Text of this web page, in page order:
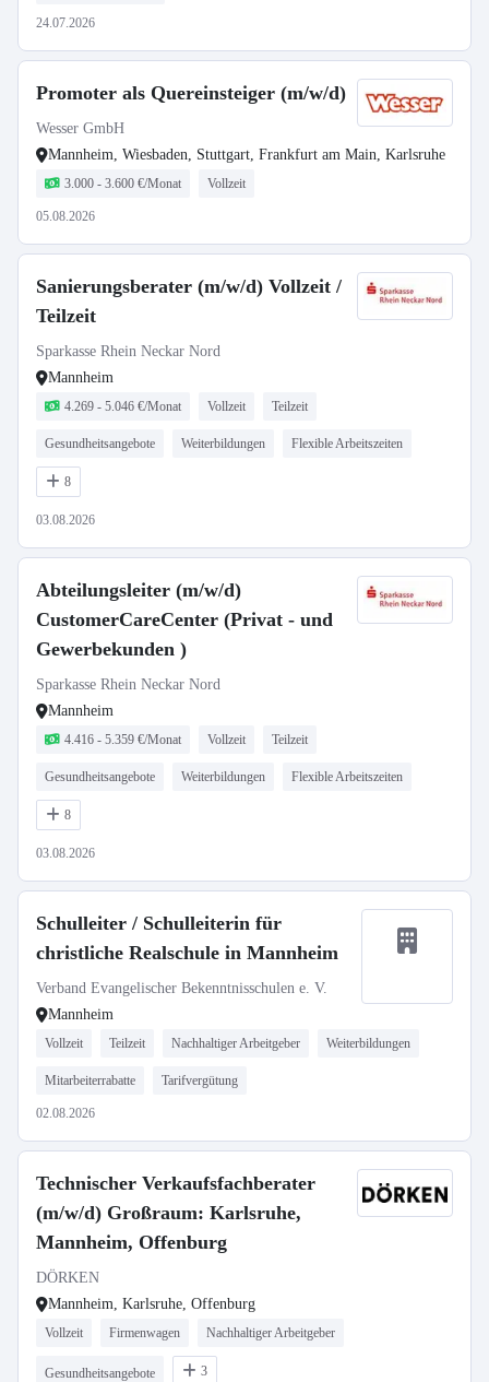
24.07.2026
Promoter als Quereinsteiger (m/w/d)
Wesser GmbH
Mannheim, Wiesbaden, Stuttgart, Frankfurt am Main, Karlsruhe
3.000 - 3.600 €/Monat Vollzeit
05.08.2026
Sanierungsberater (m/w/d) Vollzeit /
Teilzeit
Sparkasse Rhein Neckar Nord
Mannheim
4.269 - 5.046 €/Monat Vollzeit Teilzeit
Gesundheitsangebote Weiterbildungen Flexible Arbeitszeiten
8
03.08.2026
Abteilungsleiter (m/w/d)
CustomerCareCenter (Privat - und
Gewerbekunden )
Sparkasse Rhein Neckar Nord
Mannheim
4.416 - 5.359 €/Monat Vollzeit Teilzeit
Gesundheitsangebote Weiterbildungen Flexible Arbeitszeiten
8
03.08.2026
Schulleiter / Schulleiterin für
christliche Realschule in Mannheim
Verband Evangelischer Bekenntnisschulen e. V.
Mannheim
Vollzeit Teilzeit Nachhaltiger Arbeitgeber Weiterbildungen
Mitarbeiterrabatte Tarifvergütung
02.08.2026
Technischer Verkaufsfachberater
(m/w/d) Großraum: Karlsruhe,
Mannheim, Offenburg
DÖRKEN
Mannheim, Karlsruhe, Offenburg
Vollzeit Firmenwagen Nachhaltiger Arbeitgeber
Gesundheitsangebote 3